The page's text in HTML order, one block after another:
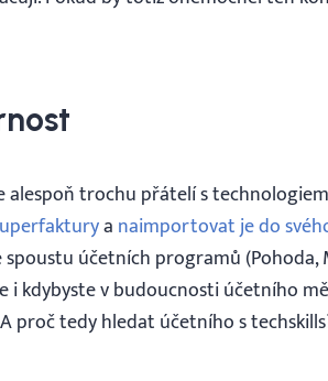
alespoň trochu přátelí s
a naimportovat je do
účetních programů (Pohoda,
i kdybyste v budoucnosti účetního
proč tedy hledat účetního s